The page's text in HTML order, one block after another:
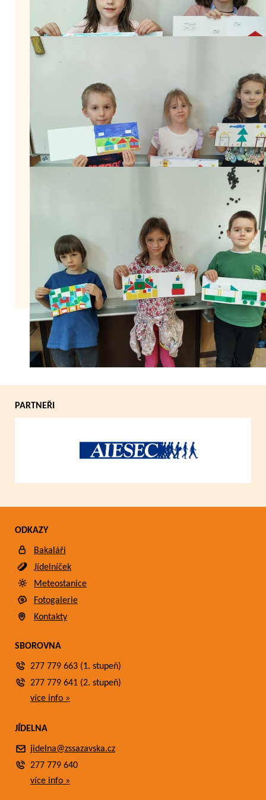
Zpět
PARTNEŘI
ODKAZY
Bakaláři
Jídelníček
Meteostanice
Fotogalerie
Kontakty
SBOROVNA
277 779 663 (1. stupeň)
277 779 641 (2. stupeň)
více info »
JÍDELNA
jidelna@zssazavska.cz
277 779 640
více info »